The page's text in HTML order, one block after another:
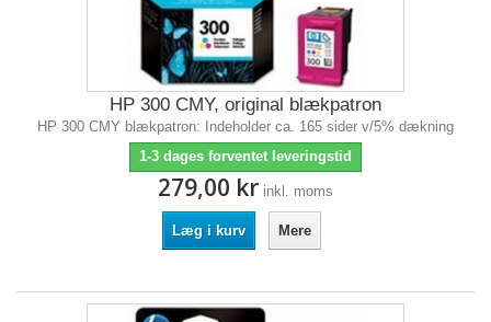
HP 300 CMY, original blækpatron
HP 300 CMY blækpatron: Indeholder ca. 165 sider v/5% dækning
1-3 dages forventet leveringstid
279,00 kr inkl. moms
Læg i kurv Mere